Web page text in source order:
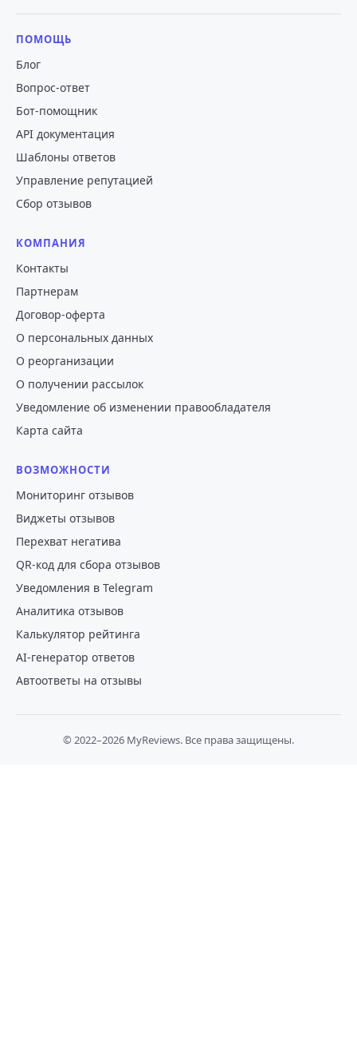
ПОМОЩЬ
Блог
Вопрос-ответ
Бот-помощник
API документация
Шаблоны ответов
Управление репутацией
Сбор отзывов
КОМПАНИЯ
Контакты
Партнерам
Договор-оферта
О персональных данных
О реорганизации
О получении рассылок
Уведомление об изменении правообладателя
Карта сайта
ВОЗМОЖНОСТИ
Мониторинг отзывов
Виджеты отзывов
Перехват негатива
QR-код для сбора отзывов
Уведомления в Telegram
Аналитика отзывов
Калькулятор рейтинга
AI-генератор ответов
Автоответы на отзывы
© 2022–2026 MyReviews. Все права защищены.